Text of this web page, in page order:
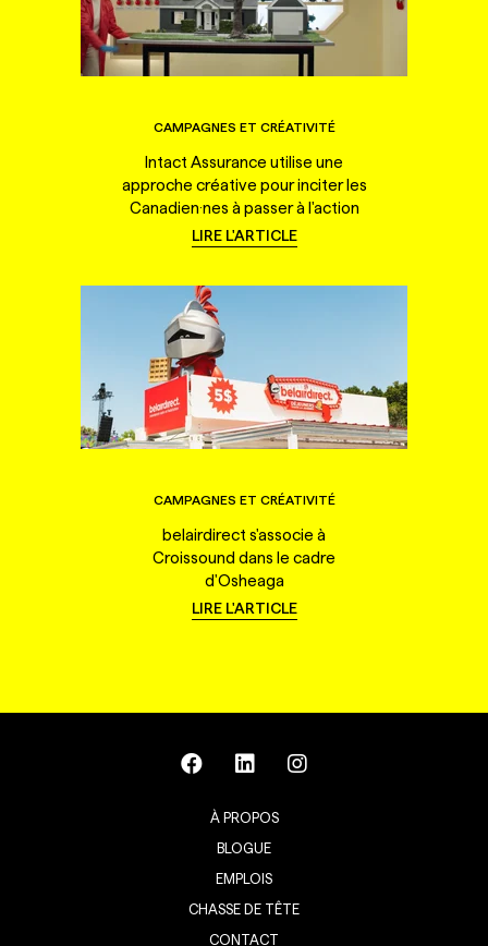
CAMPAGNES ET CRÉATIVITÉ
Intact Assurance utilise une
approche créative pour inciter les
Canadien·nes à passer à l'action
LIRE L'ARTICLE
CAMPAGNES ET CRÉATIVITÉ
belairdirect s'associe à
Croissound dans le cadre
d'Osheaga
LIRE L'ARTICLE
À PROPOS
BLOGUE
EMPLOIS
CHASSE DE TÊTE
CONTACT